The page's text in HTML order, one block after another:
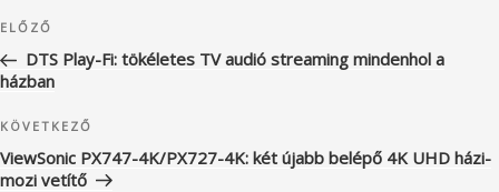
navigáció
Korábbi
bejegyzés
ELŐZŐ
DTS Play-Fi: tökéletes TV audió streaming mindenhol a
házban
Következő
bejegyzés
KÖVETKEZŐ
ViewSonic PX747-4K/PX727-4K: két újabb belépő 4K UHD házi-
mozi vetítő